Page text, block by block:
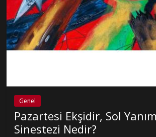
Genel
Pazartesi Ekşidir, Sol
Sinestezi Nedir?